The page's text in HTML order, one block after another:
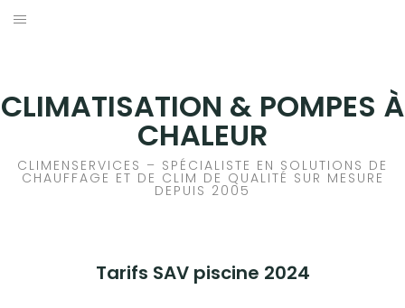
Aller
CLIMATISATION & POMPES À
CHALEUR
CLIMENSERVICES – SPÉCIALISTE EN SOLUTIONS DE
CHAUFFAGE ET DE CLIM DE QUALITÉ SUR MESURE
DEPUIS 2005
Tarifs SAV piscine 2024
PAC PISCINES